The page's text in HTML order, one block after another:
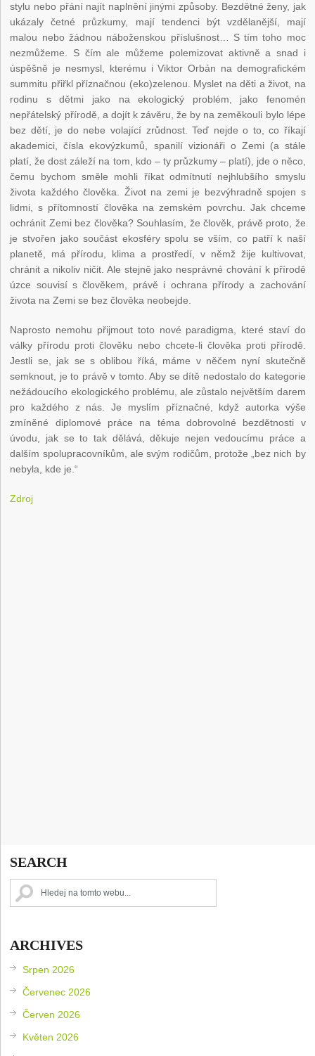
stylu nebo přání najít naplnění jinými způsoby. Bezdětné ženy, jak
ukázaly četné průzkumy, mají tendenci být vzdělanější, mají
malou nebo žádnou náboženskou příslušnost… S tím toho moc
nezmůžeme. S čím ale můžeme polemizovat aktivně a snad i
úspěšně je nesmysl, kterému i Viktor Orbán na demografickém
summitu přiřkl příznačnou (eko)zelenou. Myslet na děti a život, na
rodinu s dětmi jako na ekologický problém, jako fenomén
nepřátelský přírodě, a dojít k závěru, že by na zeměkouli bylo lépe
bez dětí, je do nebe volající zrůdnost. Teď nejde o to, co říkají
akademici, čísla ekovýzkumů, spanilí vizionáři o Zemi (a stále
platí, že dost záleží na tom, kdo – ty průzkumy – platí), jde o něco,
čemu bychom směle mohli říkat odmítnutí nejhlubšího smyslu
života každého člověka. Život na zemi je bezvýhradně spojen s
lidmi, s přítomností člověka na zemském povrchu. Jak chceme
ochránit Zemi bez člověka? Souhlasím, že člověk, právě proto, že
je stvořen jako součást ekosféry spolu se vším, co patří k naší
planetě, má přírodu, klima a prostředí, v němž žije kultivovat,
chránit a nikoliv ničit. Ale stejně jako nesprávné chování k přírodě
úzce souvisí s člověkem, právě i ochrana přírody a zachování
života na Zemi se bez člověka neobejde.
Naprosto nemohu přijmout toto nové paradigma, které staví do
války přírodu proti člověku nebo chcete-li člověka proti přírodě.
Jestli se, jak se s oblibou říká, máme v něčem nyní skutečně
semknout, je to právě v tomto. Aby se dítě nedostalo do kategorie
nežádoucího ekologického problému, ale zůstalo největším darem
pro každého z nás. Je myslím příznačné, když autorka výše
zmíněné diplomové práce na téma dobrovolné bezdětnosti v
úvodu, jak se to tak dělává, děkuje nejen vedoucímu práce a
dalším spolupracovníkům, ale svým rodičům, protože „bez nich by
nebyla, kde je.“
Zdroj
SEARCH
ARCHIVES
Srpen 2026
Červenec 2026
Červen 2026
Květen 2026